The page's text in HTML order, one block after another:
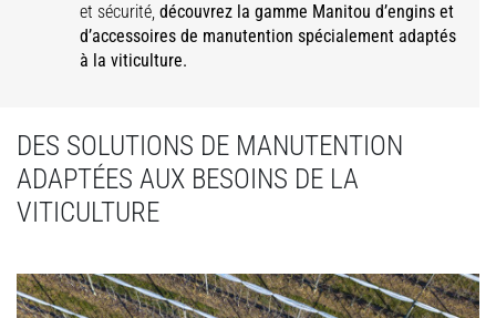
et sécurité,découvrez la gamme Manitou d’engins et
d’accessoires de manutention spécialement adaptés
à la viticulture.
DES SOLUTIONS DE MANUTENTION
ADAPTÉES AUX BESOINS DE LA
VITICULTURE